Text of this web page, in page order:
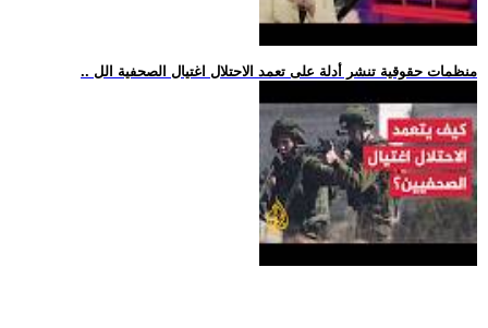
.. منظمات حقوقية تنشر أدلة على تعمد الاحتلال اغتيال الصحفية الل